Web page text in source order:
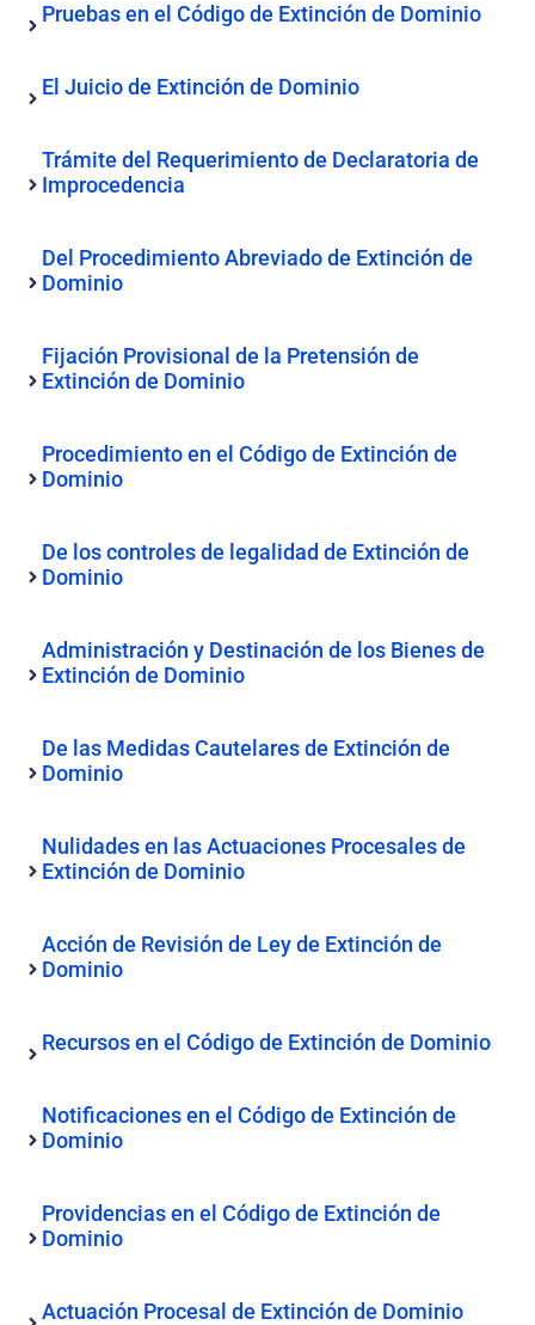
Pruebas en el Código de Extinción de Dominio
El Juicio de Extinción de Dominio
Trámite del Requerimiento de Declaratoria de
Improcedencia
Del Procedimiento Abreviado de Extinción de
Dominio
Fijación Provisional de la Pretensión de
Extinción de Dominio
Procedimiento en el Código de Extinción de
Dominio
De los controles de legalidad de Extinción de
Dominio
Administración y Destinación de los Bienes de
Extinción de Dominio
De las Medidas Cautelares de Extinción de
Dominio
Nulidades en las Actuaciones Procesales de
Extinción de Dominio
Acción de Revisión de Ley de Extinción de
Dominio
Recursos en el Código de Extinción de Dominio
Notificaciones en el Código de Extinción de
Dominio
Providencias en el Código de Extinción de
Dominio
Actuación Procesal de Extinción de Dominio